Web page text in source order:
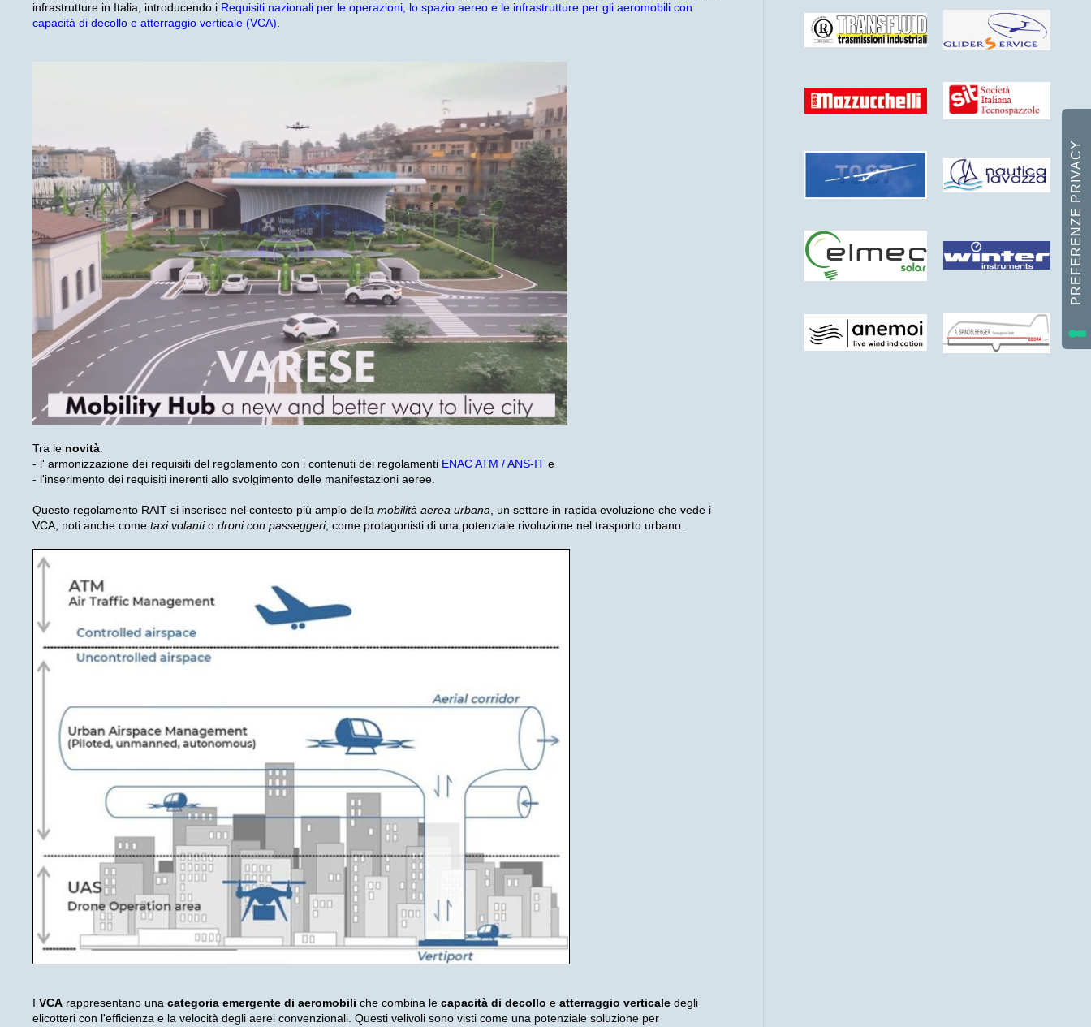
infrastrutture in Italia, introducendo i Requisiti nazionali per le operazioni, lo spazio aereo e le infrastrutture per gli aeromobili con
capacità di decollo e atterraggio verticale (VCA).
Tra le novità:
- l' armonizzazione dei requisiti del regolamento con i contenuti dei regolamenti ENAC ATM / ANS-IT e
- l'inserimento dei requisiti inerenti allo svolgimento delle manifestazioni aeree.
Questo regolamento RAIT si inserisce nel contesto più ampio della mobilità aerea urbana , un settore in rapida evoluzione che vede i
VCA, noti anche come taxi volantio droni con passeggeri, come protagonisti di una potenziale rivoluzione nel trasporto urbano.
I VCA rappresentano una categoria emergente di aeromobili che combina le capacità di decollo e atterraggio verticale degli
elicotteri con l'efficienza e la velocità degli aerei convenzionali. Questi velivoli sono visti come una potenziale soluzione per